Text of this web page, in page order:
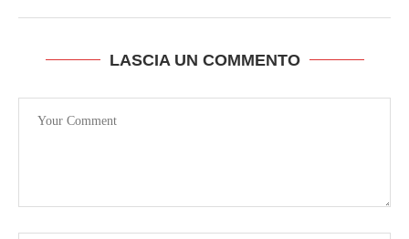
LASCIA UN COMMENTO